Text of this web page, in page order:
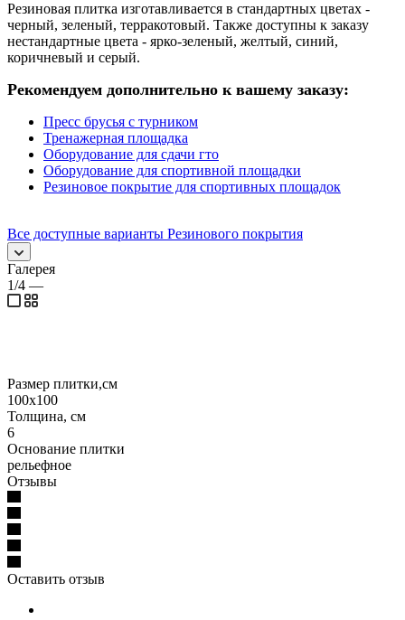
Резиновая плитка изготавливается в стандартных цветах -
черный, зеленый, терракотовый. Также доступны к заказу
нестандартные цвета - ярко-зеленый, желтый, синий,
коричневый и серый.
Рекомендуем дополнительно к вашему заказу:
Пресс брусья с турником
Тренажерная площадка
Оборудование для сдачи гто
Оборудование для спортивной площадки
Резиновое покрытие для спортивных площадок
Все доступные варианты Резинового покрытия
Галерея
1/4 —
Размер плитки,см
100х100
Толщина, см
6
Основание плитки
рельефное
Отзывы
Оставить отзыв